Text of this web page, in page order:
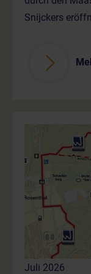
Snijckers
Juli 2026